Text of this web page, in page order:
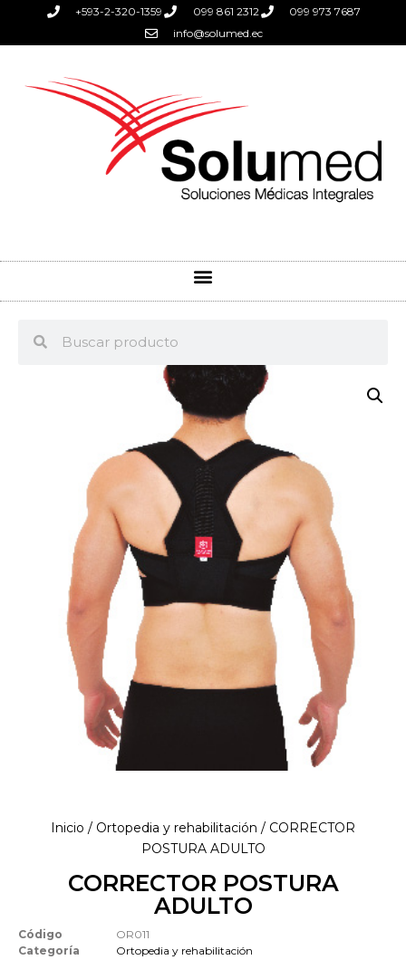
+593-2-320-1359 099 861 2312
099 973 7687
info@solumed.ec
Inicio / Ortopedia y rehabilitación / CORRECTOR
POSTURA ADULTO
CORRECTOR POSTURA
ADULTO
Código
OR011
Categoría
Ortopedia y rehabilitación